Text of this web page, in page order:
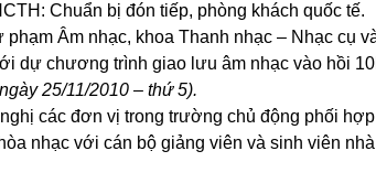
Chuẩn bị đón tiếp, phòng khách quốc tế.
phạm Âm nhạc, khoa Thanh nhạc – Nhạc cụ
dự chương trình giao lưu âm nhạc vào hồi
25/11/2010 – thứ 5).
các đơn vị trong trường chủ động phối
nhạc với cán bộ giảng viên và sinh viên